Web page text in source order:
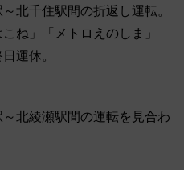
北千住駅間の折返し運転。
ね」「メトロえのしま」
運休。
北綾瀬駅間の運転を見合わ